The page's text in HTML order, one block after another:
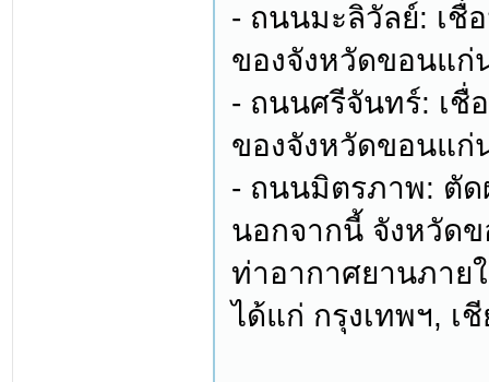
- ถนนมะลิวัลย์: เชื่
ของจังหวัดขอนแก่
- ถนนศรีจันทร์: เ
ของจังหวัดขอนแก่
- ถนนมิตรภาพ: ตัด
นอกจากนี้ จังหวัด
ท่าอากาศยานภาย
ได้แก่ กรุงเทพฯ, เ